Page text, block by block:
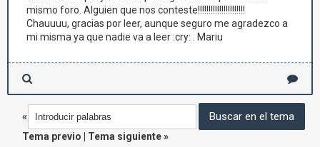
mismo foro. Alguien que nos conteste!!!!!!!!!!!!!!!!!!!!!!
Chauuuu, gracias por leer, aunque seguro me agradezco a
mi misma ya que nadie va a leer :cry: . Mariu
«
Tema previo
Tema siguiente»